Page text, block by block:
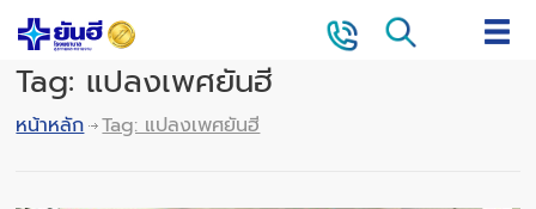
Tag: แปลงเพศยันฮี
หน้าหลัก Tag: แปลงเพศยันฮี